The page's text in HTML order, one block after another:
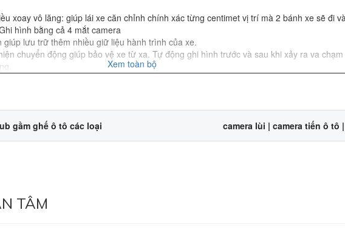
xoay vô lăng: giúp lái xe căn chỉnh chính xác từng centimet vị trí mà 2 bánh xe sẽ đi
hình bằng cả 4 mắt camera
giúp lưu trữ thêm nhiều giữ liệu hành trình của xe.
chuyển động giúp bảo vệ xe từ xa. Tự động ghi hình trước và sau khi xảy ra va chạm
Xem toàn bộ
gầm ghế ô tô các loại camera lùi | camera tiến ô tô
TÂM